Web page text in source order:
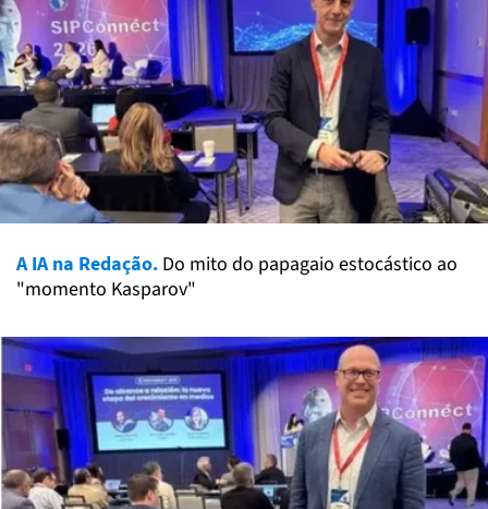
A IA na Redação. Do mito do papagaio estocástico ao
"momento Kasparov"